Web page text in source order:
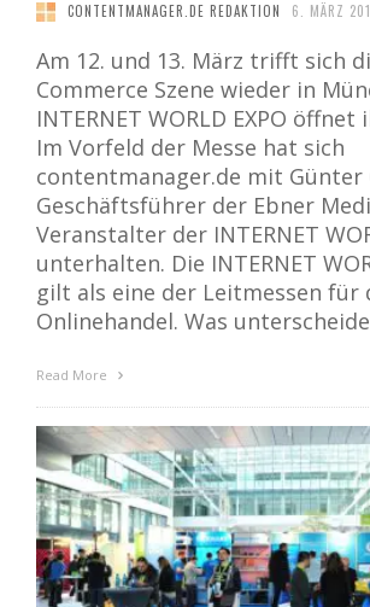
CONTENTMANAGER.DE REDAKTION 6. MÄRZ
Am 12. und 13. März trifft sich
Commerce Szene wieder in
INTERNET WORLD EXPO
Im Vorfeld der Messe hat sich
contentmanager.de mit Günter
Geschäftsführer der Ebner
Veranstalter der INTERNET
unterhalten. Die INTERNET
gilt als eine der Leitmessen für
Onlinehandel. Was
Read More